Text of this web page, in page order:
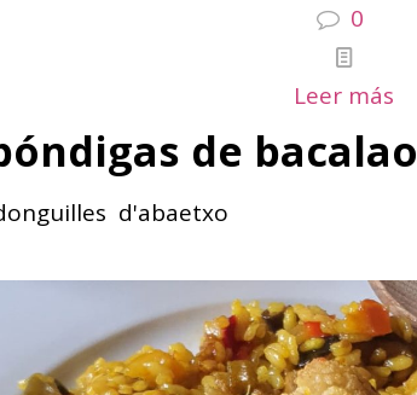
0
Leer más
de bacalao
d'abaetxo